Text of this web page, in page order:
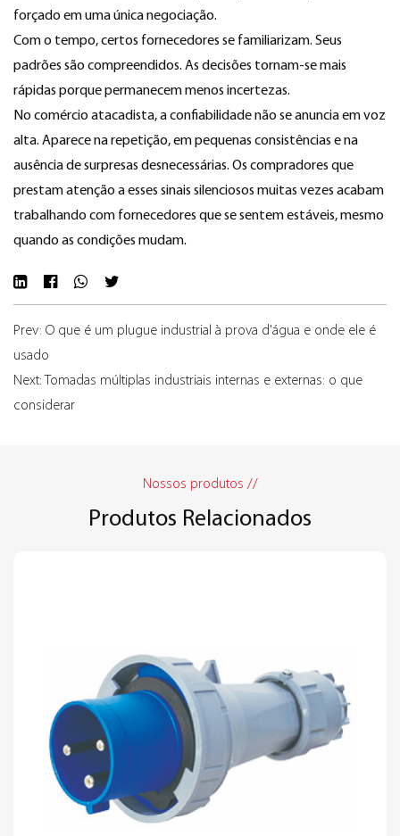
forçado em uma única negociação.
Com o tempo, certos fornecedores se familiarizam. Seus
padrões são compreendidos. As decisões tornam-se mais
rápidas porque permanecem menos incertezas.
No comércio atacadista, a confiabilidade não se anuncia em voz
alta. Aparece na repetição, em pequenas consistências e na
ausência de surpresas desnecessárias. Os compradores que
prestam atenção a esses sinais silenciosos muitas vezes acabam
trabalhando com fornecedores que se sentem estáveis, mesmo
quando as condições mudam.
Prev: O que é um plugue industrial à prova d'água e onde ele é
usado
Next: Tomadas múltiplas industriais internas e externas: o que
considerar
Nossos produtos //
Produtos Relacionados